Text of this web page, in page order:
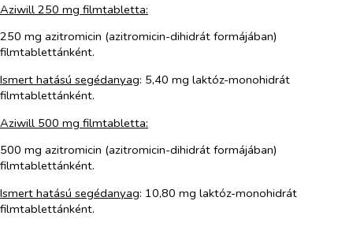
Aziwill 250 mg filmtabletta:
250 mg azitromicin (azitromicin-dihidrát formájában)
filmtablettánként.
Ismert hatású segédanyag: 5,40 mg laktóz-monohidrát
filmtablettánként.
Aziwill 500 mg filmtabletta:
500 mg azitromicin (azitromicin-dihidrát formájában)
filmtablettánként.
Ismert hatású segédanyag: 10,80 mg laktóz-monohidrát
filmtablettánként.